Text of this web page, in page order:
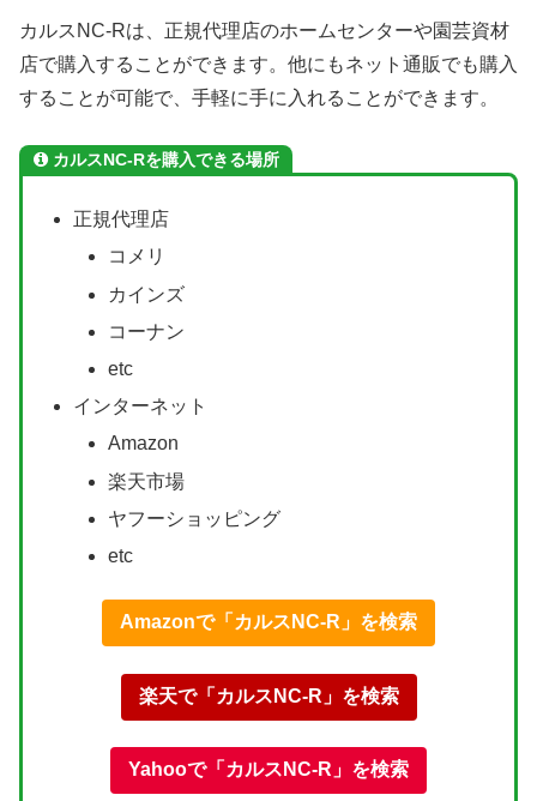
カルスNC-Rは、正規代理店のホームセンターや園芸資材
店で購入することができます。他にもネット通販でも購入
することが可能で、手軽に手に入れることができます。
カルスNC-Rを購入できる場所
正規代理店
コメリ
カインズ
コーナン
etc
インターネット
Amazon
楽天市場
ヤフーショッピング
etc
Amazonで「カルスNC-R」を検索
楽天で「カルスNC-R」を検索
Yahooで「カルスNC-R」を検索